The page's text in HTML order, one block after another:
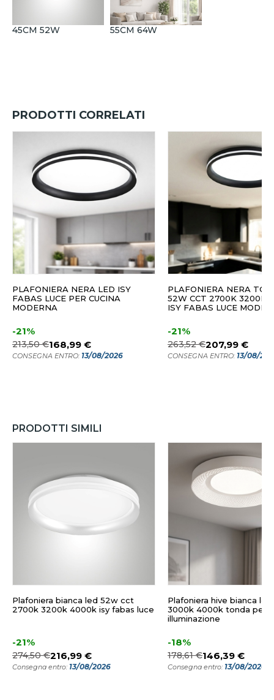
45CM 52W 55CM 64W
PRODOTTI CORRELATI
PLAFONIERA NERA LED ISY
FABAS LUCE PER CUCINA
MODERNA
-21%
213,50 €168,99 €
CONSEGNA ENTRO: 13/08/2026
PLAFONIERA NERA
52W CCT 2700K 3200K
ISY FABAS LUCE
-21%
263,52 €207,99 €
CONSEGNA ENTRO: 13/08/
PRODOTTI SIMILI
Plafoniera bianca led 52w cct
2700k 3200k 4000k isy fabas luce
-21%
274,50 €216,99 €
Consegna entro: 13/08/2026
Plafoniera hive bianca
3000k 4000k tonda
illuminazione
-18%
178,61 €146,39 €
Consegna entro: 13/08/2026